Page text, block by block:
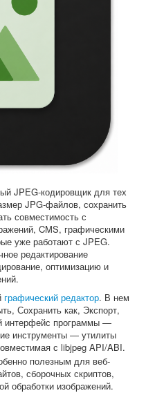
JPEG-кодировщик для тех
JPG-файлов, сохранить
совместимость с
CMS, графическими
уже работают с JPEG.
редактирование
оптимизацию и
графический редактор. В нем
Сохранить как, Экспорт,
интерфейс программы —
инструменты — утилиты
с libjpeg API/ABI.
полезным для веб-
сборочных скриптов,
обработки изображений.